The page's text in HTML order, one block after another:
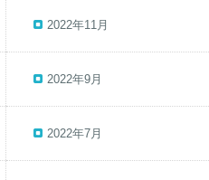
2022年11月
2022年9月
2022年7月